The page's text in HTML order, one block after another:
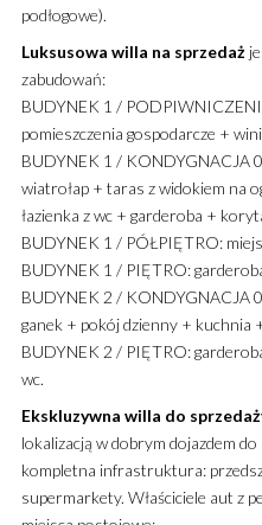
podłogowe).
Luksusowa willa na sprzedaż
zabudowań:
BUDYNEK 1 /
pomieszczenia gospodarcze +
BUDYNEK 1 / KONDYGNACJA
wiatrołap + taras z widokiem na
łazienka z wc + garderoba +
BUDYNEK 1 / PÓŁPIĘTRO:
BUDYNEK 1 / PIĘTRO:
BUDYNEK 2 / KONDYGNACJA
ganek + pokój dzienny + kuchnia
BUDYNEK 2 / PIĘTRO:
wc.
Ekskluzywna willa do
lokalizacją w dobrym dojazdem
kompletna infrastruktura:
supermarkety. Właściciele aut z